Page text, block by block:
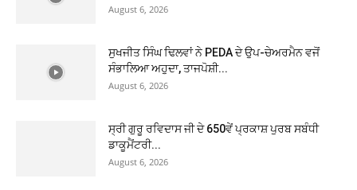
August 6, 2026
ਸੁਖਜੀਤ ਸਿੰਘ ਢਿਲਵਾਂ ਨੇ PEDA ਦੇ ਉਪ-ਚੇਅਰਮੈਨ ਵਜੋਂ
ਸੰਭਾਲਿਆ ਅਹੁਦਾ, ਤਾਜਪੋਸ਼ੀ...
August 6, 2026
ਸ੍ਰੀ ਗੁਰੂ ਰਵਿਦਾਸ ਜੀ ਦੇ 650ਵੇਂ ਪ੍ਰਕਾਸ਼ ਪੁਰਬ ਸਬੰਧੀ
ਡਾਕੂਮੈਂਟਰੀ...
August 6, 2026